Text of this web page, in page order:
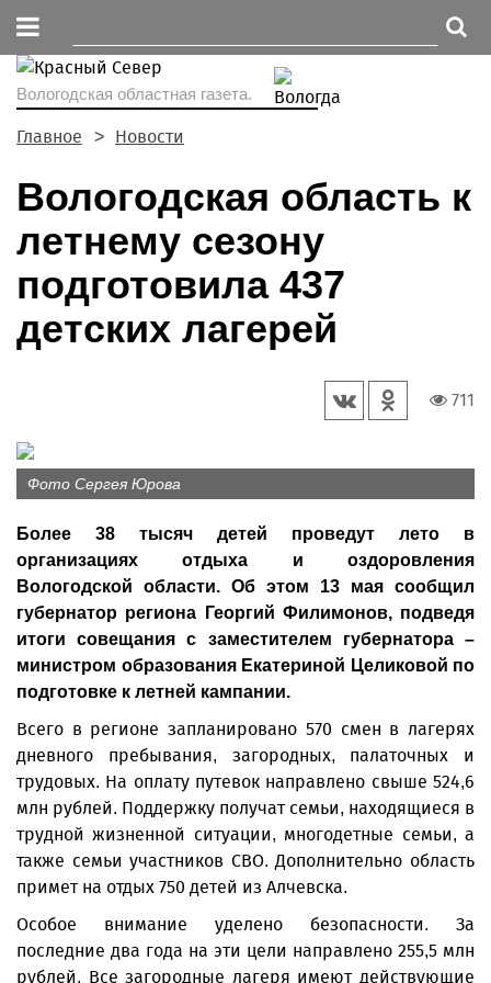
Вологодская областная газета.
Главное Новости
Вологодская область к
летнему сезону
подготовила 437
детских лагерей
711
Фото Сергея Юрова
Более 38 тысяч детей проведут лето в
организациях отдыха и оздоровления
Вологодской области. Об этом 13 мая сообщил
губернатор региона Георгий Филимонов, подведя
итоги совещания с заместителем губернатора –
министром образования Екатериной Целиковой по
подготовке к летней кампании.
Всего в регионе запланировано 570 смен в лагерях
дневного пребывания, загородных, палаточных и
трудовых. На оплату путевок направлено свыше 524,6
млн рублей. Поддержку получат семьи, находящиеся в
трудной жизненной ситуации, многодетные семьи, а
также семьи участников СВО. Дополнительно область
примет на отдых 750 детей из Алчевска.
Особое внимание уделено безопасности. За
последние два года на эти цели направлено 255,5 млн
рублей. Все загородные лагеря имеют действующие